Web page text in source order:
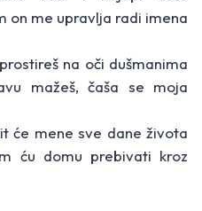
on me upravlja radi imena
na oči dušmanima
mažeš, čaša se moja
će mene sve dane života
ću domu prebivati kroz